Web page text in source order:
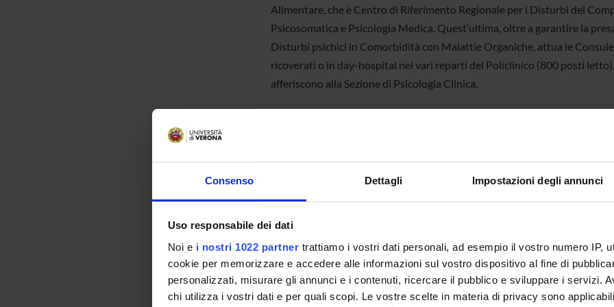
Consenso Dettagli Impostazioni degli annunci
Uso responsabile dei dati
Noi e i nostri 1022 partner trattiamo i vostri dati personali, ad esempio il vostro numero IP,
cookie per memorizzare e accedere alle informazioni sul vostro dispositivo al fine di
personalizzati, misurare gli annunci e i contenuti, ricercare il pubblico e sviluppare i servizi.
chi utilizza i vostri dati e per quali scopi. Le vostre scelte in materia di privacy sono
Alimentare, che è Centro di Riferimento Regionale per i Disturbi del
Psicosomatica e Psicologia Medica. Quest’ultima, oltre a garantire la
Disturbi psichici in Comorbidità con Malattie Organiche, attua le
ricoverati o in day-hospital nei vari reparti del Policlinico (800 posti
afferiscono alla Sezione di Psicologia Clinica.
Responsabile Mirella Ruggeri
Segreteria della Sezione di Psichiatria
Sede
Pagina Web http://www.psychiatry.univr.it
Documenti Archivio Storico Psichiatria Veronese
Citazioni 1990-2004 (pdf, it, 40